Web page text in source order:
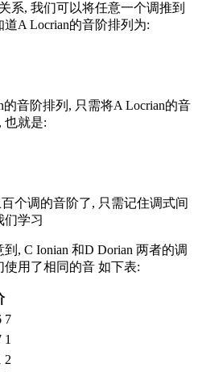
系, 我们可以将任意一个调推到
A Locrian的音阶排列为:
音阶排列, 只需将A Locrian的音
也就是:
个调的音阶了, 只需记住调式间
们学习
, C Ionian 和D Dorian 两者的调
用了相同的音 如下表:
7
1
2